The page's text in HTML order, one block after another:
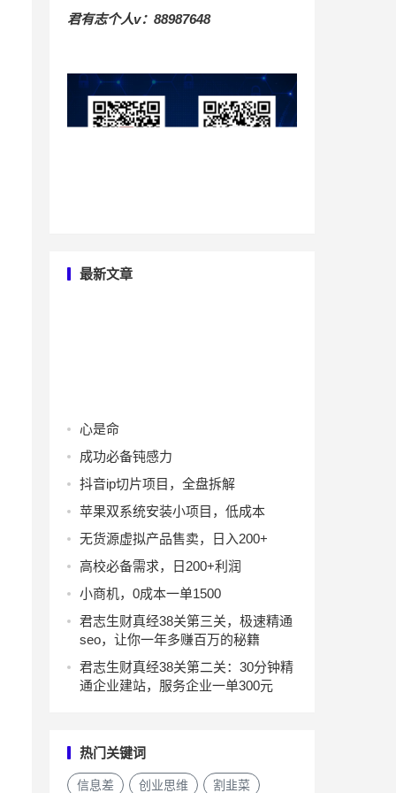
君有志个人v：88987648
最新文章
心是命
成功必备钝感力
抖音ip切片项目，全盘拆解
苹果双系统安装小项目，低成本
无货源虚拟产品售卖，日入200+
高校必备需求，日200+利润
小商机，0成本一单1500
君志生财真经38关第三关，极速精通
seo，让你一年多赚百万的秘籍
君志生财真经38关第二关：30分钟精
通企业建站，服务企业一单300元
热门关键词
信息差 创业思维 割韭菜